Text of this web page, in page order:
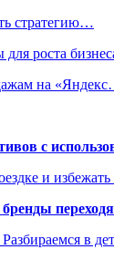
стратегию…
для роста
на
с
и
в